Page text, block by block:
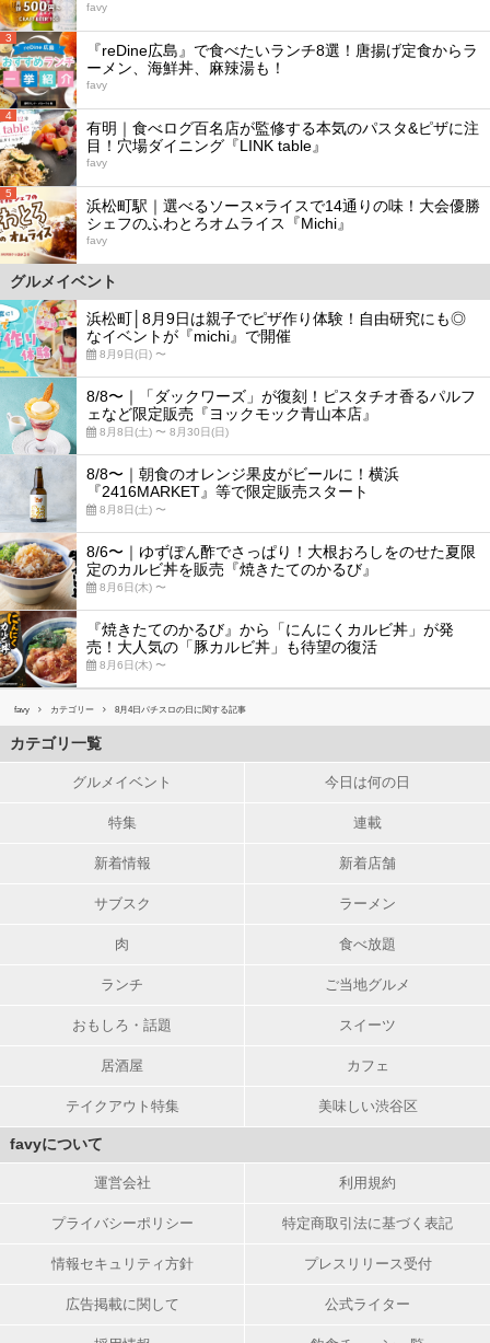
favy
3
『reDine広島』で食べたいランチ8選！唐揚げ定食からラ
ーメン、海鮮丼、麻辣湯も！
favy
4
有明｜食べログ百名店が監修する本気のパスタ&ピザに注
目！穴場ダイニング『LINK table』
favy
5
浜松町駅｜選べるソース×ライスで14通りの味！大会優勝
シェフのふわとろオムライス『Michi』
favy
グルメイベント
浜松町│8月9日は親子でピザ作り体験！自由研究にも◎
なイベントが『michi』で開催
8月9日(日) 〜
8/8〜｜「ダックワーズ」が復刻！ピスタチオ香るパルフ
ェなど限定販売『ヨックモック青山本店』
8月8日(土) 〜 8月30日(日)
8/8〜｜朝食のオレンジ果皮がビールに！横浜
『2416MARKET』等で限定販売スタート
8月8日(土) 〜
8/6〜｜ゆずぽん酢でさっぱり！大根おろしをのせた夏限
定のカルビ丼を販売『焼きたてのかるび』
8月6日(木) 〜
『焼きたてのかるび』から「にんにくカルビ丼」が発
売！大人気の「豚カルビ丼」も待望の復活
8月6日(木) 〜
favy カテゴリー 8月4日パチスロの日に関する記事
カテゴリ一覧
グルメイベント 今日は何の日
特集 連載
新着情報 新着店舗
サブスク ラーメン
肉 食べ放題
ランチ ご当地グルメ
おもしろ・話題 スイーツ
居酒屋 カフェ
テイクアウト特集 美味しい渋谷区
favyについて
運営会社 利用規約
プライバシーポリシー 特定商取引法に基づく表記
情報セキュリティ方針 プレスリリース受付
広告掲載に関して 公式ライター